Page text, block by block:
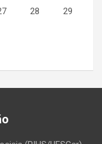
28 29